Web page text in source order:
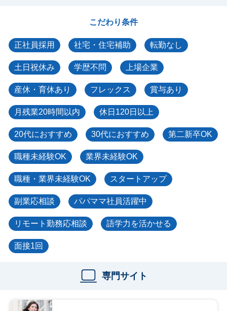
こだわり条件
正社員採用 社宅・住宅補助 転勤なし
土日祝休み 学歴不問 上場企業
産休・育休あり フレックス 賞与あり
月残業20時間以内 休日120日以上
20代におすすめ 30代におすすめ 第二新卒OK
職種未経験OK 業界未経験OK
職種・業界未経験OK スタートアップ
副業応相談 パパママ社員活躍中
リモート勤務応相談 語学力を活かせる
面接1回
専門サイト